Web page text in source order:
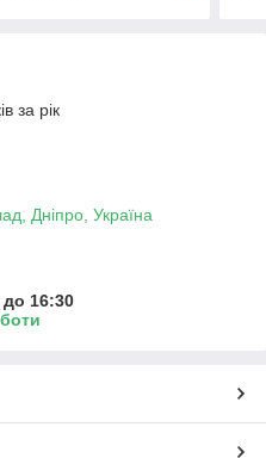
за рік
Дніпро, Україна
до 16:30